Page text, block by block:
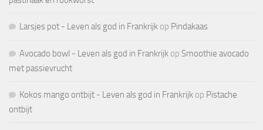
Larsjes pot - Leven als god in Frankrijk op Pindakaas
Avocado bowl - Leven als god in Frankrijk op Smoothie avocado
met passievrucht
Kokos mango ontbijt - Leven als god in Frankrijk op Pistache
ontbijt